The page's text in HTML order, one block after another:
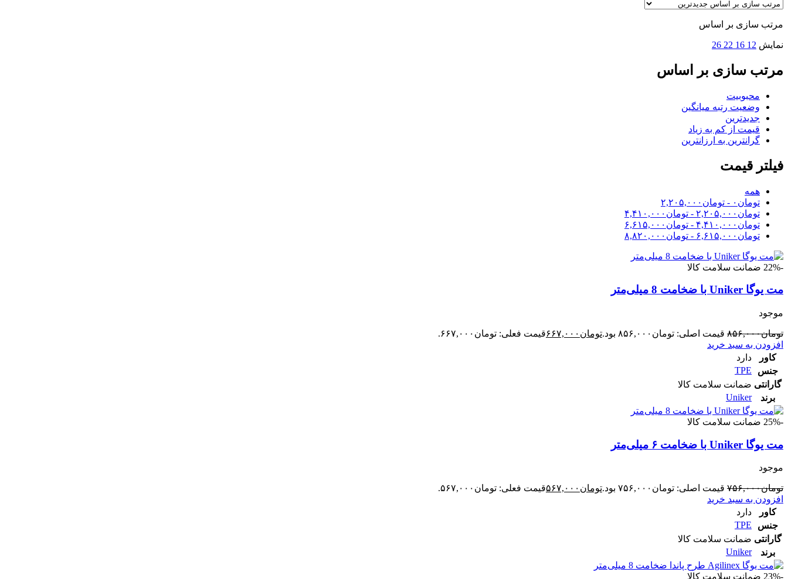
مرتب سازی بر اساس
نمایش 12
16
22
26
مرتب سازی بر اساس
محبوبیت
وضعیت رتبه میانگین
جدیدترین
قیمت از کم به زیاد
گرانترین به ارزانترین
فیلتر قیمت
همه
تومان ۰ - تومان ۲,۲۰۵,۰۰۰
تومان ۲,۲۰۵,۰۰۰ - تومان ۴,۴۱۰,۰۰۰
تومان ۴,۴۱۰,۰۰۰ - تومان ۶,۶۱۵,۰۰۰
تومان ۶,۶۱۵,۰۰۰ - تومان ۸,۸۲۰,۰۰۰
-22% ضمانت سلامت کالا
مت یوگا Uniker با ضخامت 8 میلی‌متر
موجود
تومان۸۵۶,۰۰۰ قیمت اصلی: تومان۸۵۶,۰۰۰ بود. تومان ۶۶۷,۰۰۰قیمت فعلی: تومان۶۶۷,۰۰۰.
افزودن به سبد خرید
کاور
دارد
جنس
TPE
گارانتی ضمانت سلامت کالا
برند
Uniker
-25% ضمانت سلامت کالا
مت یوگا Uniker با ضخامت ۶ میلی‌متر
موجود
تومان۷۵۶,۰۰۰ قیمت اصلی: تومان۷۵۶,۰۰۰ بود. تومان ۵۶۷,۰۰۰قیمت فعلی: تومان۵۶۷,۰۰۰.
افزودن به سبد خرید
کاور
دارد
جنس
TPE
گارانتی ضمانت سلامت کالا
برند
Uniker
-23% ضمانت سلامت کالا